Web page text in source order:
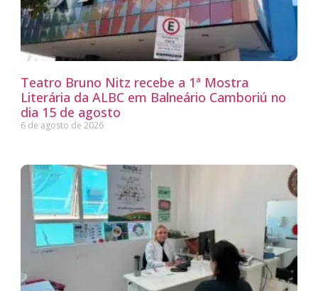
Teatro Bruno Nitz recebe a 1ª Mostra
Literária da ALBC em Balneário Camboriú no
dia 15 de agosto
6 de agosto de 2026